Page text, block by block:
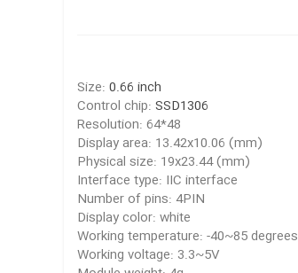
Size: 0.66 inch
Control chip: SSD1306
Resolution: 64*48
Display area: 13.42x10.06 (mm)
Physical size: 19x23.44 (mm)
Interface type: IIC interface
Number of pins: 4PIN
Display color: white
Working temperature: -40~85 degrees
Working voltage: 3.3~5V